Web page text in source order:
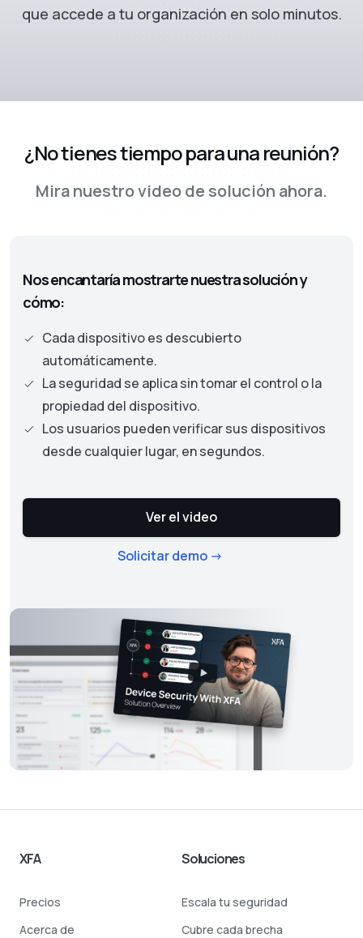
que accede a tu organización en solo minutos.
¿No tienes tiempo para una reunión?
Mira nuestro video de solución ahora.
Nos encantaría mostrarte nuestra solución y
cómo:
Cada dispositivo es descubierto
automáticamente.
La seguridad se aplica sin tomar el control o la
propiedad del dispositivo.
Los usuarios pueden verificar sus dispositivos
desde cualquier lugar, en segundos.
Ver el video
Solicitar demo ->
XFA
Precios
Acerca de
Soluciones
Escala tu seguridad
Cubre cada brecha